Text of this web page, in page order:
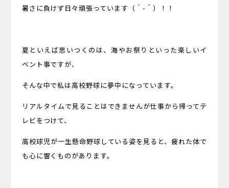
暑さに負けず日々頑張っています（＾-＾）！！
夏といえば思いつくのは、海やお祭りといった楽しいイ
ベント事ですが、
そんな中で私は高校野球に夢中になっています。
リアルタイムで見ることはできませんが仕事から帰ってテ
レビをつけて、
高校球児が一生懸命野球している姿を見ると、疲れた体で
も心に響くものがあります。